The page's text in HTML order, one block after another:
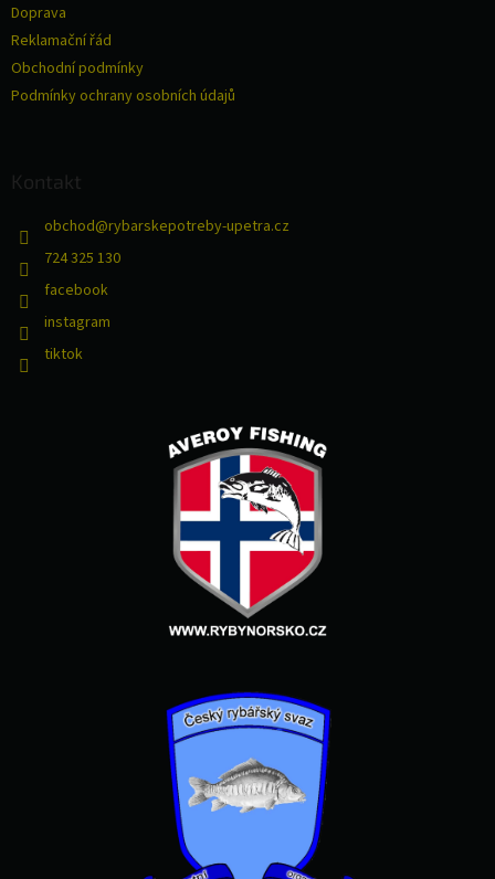
Doprava
Reklamační řád
Obchodní podmínky
Podmínky ochrany osobních údajů
Kontakt
obchod@rybarskepotreby-upetra.cz
724 325 130
facebook
instagram
tiktok